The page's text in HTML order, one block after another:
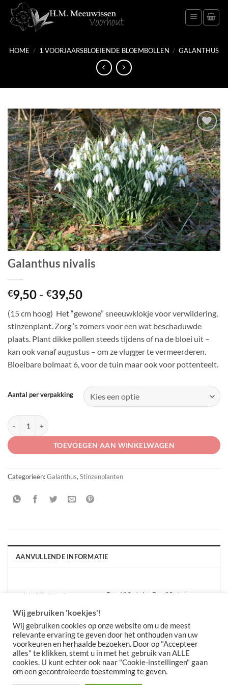
naar
inhoud
HOME / 1 VOORJAARSBLOEIENDE BLOEMBOLLEN / GALANTHUS
Toevoegen
aan
verlanglijst
Galanthus nivalis
€9,50 - €39,50Prijsklasse:
tot
€39,50
(15 cm hoog) Het “gewone” sneeuwklokje voor verwildering,
stinzenplant. Zorg ‘s zomers voor een wat beschaduwde
plaats. Plant dikke pollen steeds tijdens of na de bloei uit –
kan ook vanaf augustus – om ze vlugger te vermeerderen.
Bloeibare bolmaat 6, voor de tuin maar ook voor pottenteelt.
Aantal per verpakking
Galanthus nivalis aantal
TOEVOEGEN AAN WINKELWAGEN
Categorieën:Galanthus,Stinzenplanten
AANVULLENDE INFORMATIE
AANTAL PER
Per 100 stuks, Per 20 stuks,
Wij gebruiken 'koekjes'!
Wij gebruiken cookies op onze website om u de meest
relevante ervaring te geven door het onthouden van uw
voorkeuren en herhaalde bezoeken. Door op "Accepteer
alles" te klikken, stemt u in met het gebruik van ALLE
cookies. U kunt echter ook naar "Cookie-instellingen" gaan
om een gecontroleerde toestemming te geven.